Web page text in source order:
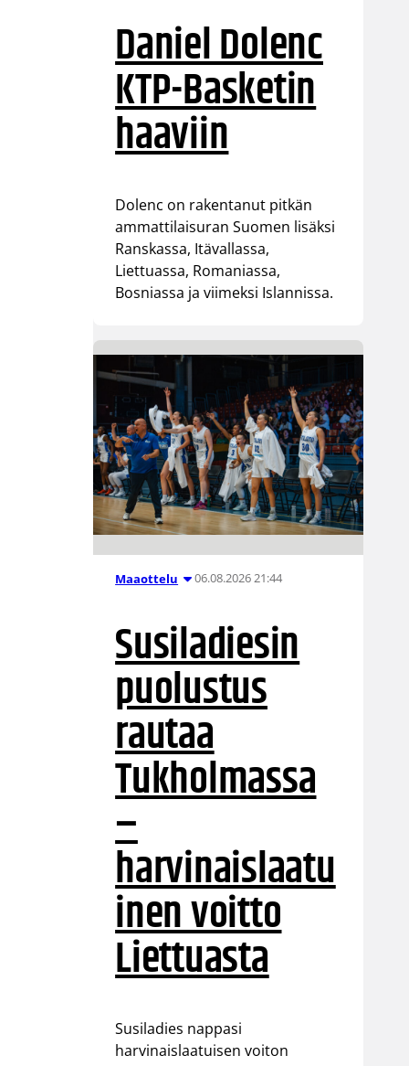
Daniel Dolenc
KTP-Basketin
haaviin
Dolenc on rakentanut pitkän
ammattilaisuran Suomen lisäksi
Ranskassa, Itävallassa,
Liettuassa, Romaniassa,
Bosniassa ja viimeksi Islannissa.
Maaottelu 06.08.2026 21:44
Susiladiesin
puolustus
rautaa
Tukholmassa
–
harvinaislaatu
inen voitto
Liettuasta
Susiladies nappasi
harvinaislaatuisen voiton